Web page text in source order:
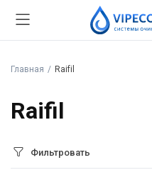
Главная Raifil
Raifil
Фильтровать